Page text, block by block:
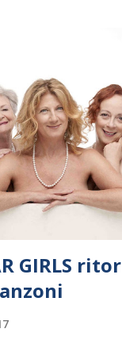
dove si
milanese avrà il
Baltic Sea Youth
fondata nel 2008 da
consiglio di consulent...
GIRLS